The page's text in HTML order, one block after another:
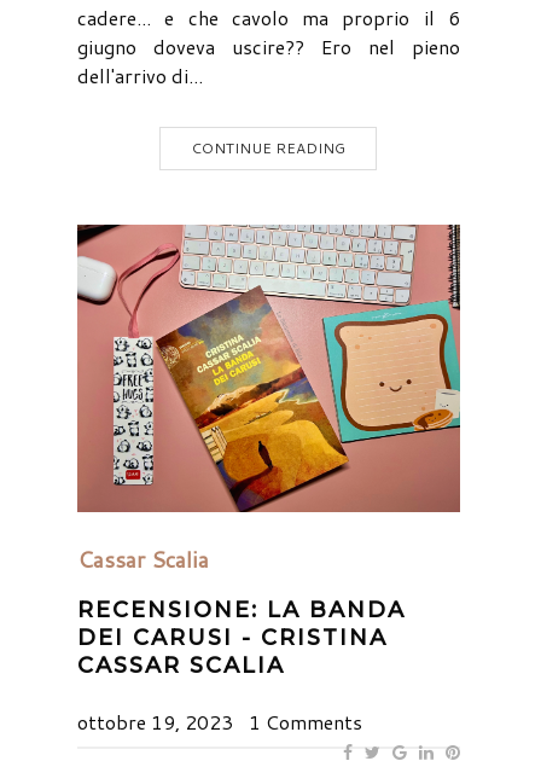
cadere... e che cavolo ma proprio il 6
giugno doveva uscire?? Ero nel pieno
dell'arrivo di...
CONTINUE READING
Cassar Scalia
RECENSIONE: LA BANDA
DEI CARUSI - CRISTINA
CASSAR SCALIA
ottobre 19, 2023
1 Comments